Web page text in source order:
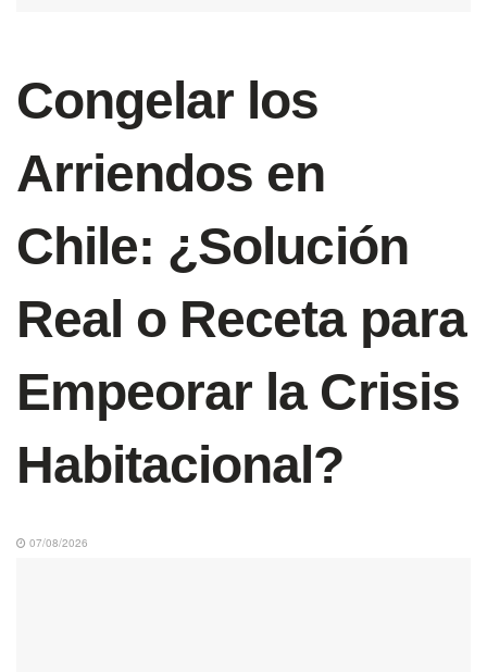
Congelar los
Arriendos en
Chile: ¿Solución
Real o Receta para
Empeorar la Crisis
Habitacional?
07/08/2026